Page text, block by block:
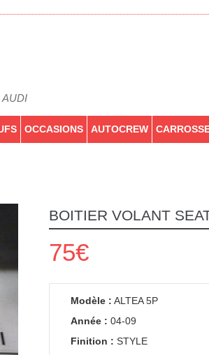
AUDI
OCCASIONS AUTOCREW
BOITIER VOLANT
75€
Modèle : ALTEA 5P
Année : 04-09
Finition : STYLE